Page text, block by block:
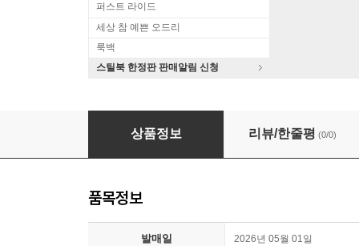
퍼스트 라이드
세상 참 예쁜 오드리
룩백
스틸북 한정판 판매알림 신청
치머만 & 반할: 바순 협주곡 (Zimmerman &
상품정보 리뷰/한줄평 (0/0)
품목정보
발매일 2026년 05월 01일